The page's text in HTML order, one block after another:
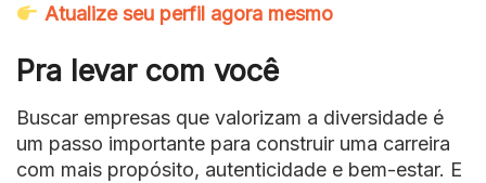
Atualize seu perfil agora mesmo
Pra levar com você
Buscar empresas que valorizam a diversidade é
um passo importante para construir uma carreira
com mais propósito, autenticidade e bem-estar. E